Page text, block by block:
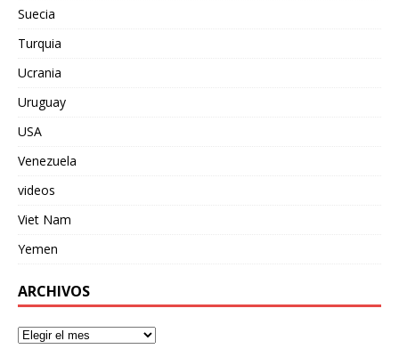
Suecia
Turquia
Ucrania
Uruguay
USA
Venezuela
videos
Viet Nam
Yemen
ARCHIVOS